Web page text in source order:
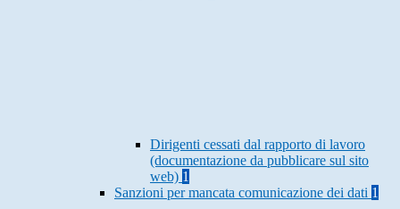
Dirigenti cessati dal rapporto di lavoro
(documentazione da pubblicare sul sito
web) 1
Sanzioni per mancata comunicazione dei dati 1